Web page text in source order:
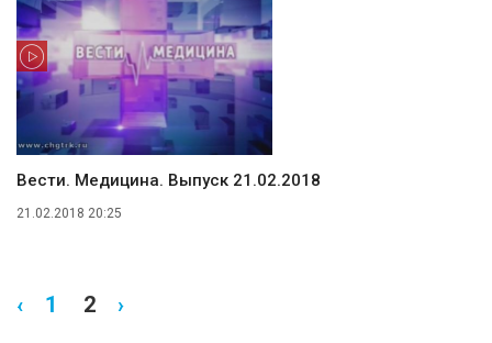
Вести. Медицина. Выпуск 21.02.2018
21.02.2018 20:25
‹ 1 2 ›